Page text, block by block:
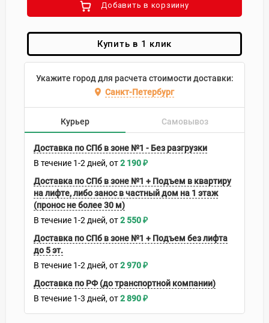
Добавить в корзиину
Купить в 1 клик
Укажите город для расчета стоимости доставки:
Санкт-Петербург
Курьер Самовывоз
Доставка по СПб в зоне №1 - Без разгрузки
В течение 1-2 дней 2 190₽
Доставка по СПб в зоне №1 + Подъем в квартиру
на лифте, либо занос в частный дом на 1 этаж
(пронос не более 30 м)
В течение 1-2 дней 2 550₽
Доставка по СПб в зоне №1 + Подъем без лифта
до 5 эт.
В течение 1-2 дней 2 970₽
Доставка по РФ (до транспортной компании)
В течение 1-3 дней 2 890₽